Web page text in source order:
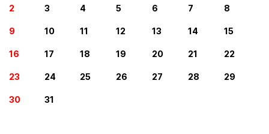
2 3 4 5 6 7 8
9 10 11 12 13 14 15
16 17 18 19 20 21 22
23 24 25 26 27 28 29
30 31